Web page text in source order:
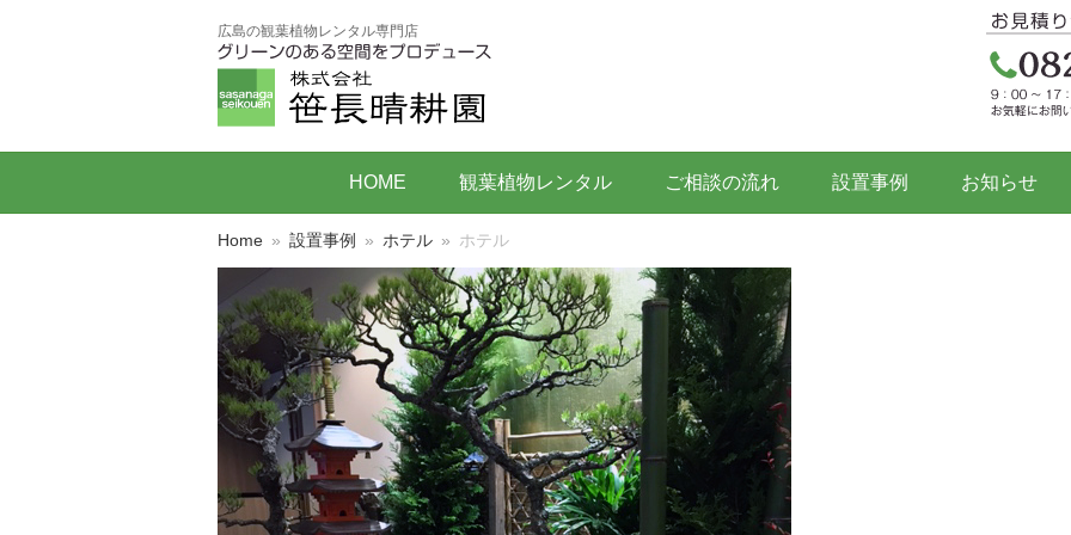
広島の観葉植物レンタル専門店
HOME 観葉植物レンタル ご相談の流れ 設置事例 お知らせ
Home » 設置事例 » ホテル » ホテル